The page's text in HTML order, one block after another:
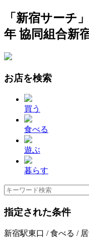
「新宿サーチ
年 協同組合新
お店を検索
買う
食べる
遊ぶ
暮らす
指定された条件
新宿駅東口 / 食べる /